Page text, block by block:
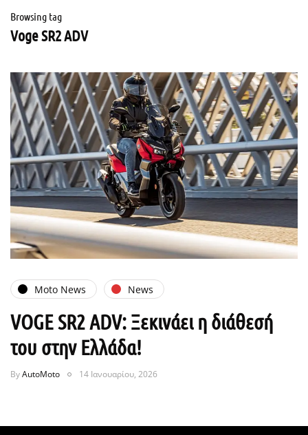
Browsing tag
Voge SR2 ADV
Moto News News
VOGE SR2 ADV: Ξεκινάει η διάθεσή
του στην Ελλάδα!
ByAutoMoto 14 Ιανουαρίου, 2026